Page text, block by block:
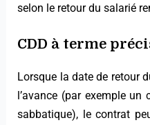
selon le retour du salarié
CDD à terme
Lorsque la date de retour
l’avance (par exemple
sabbatique), le contrat